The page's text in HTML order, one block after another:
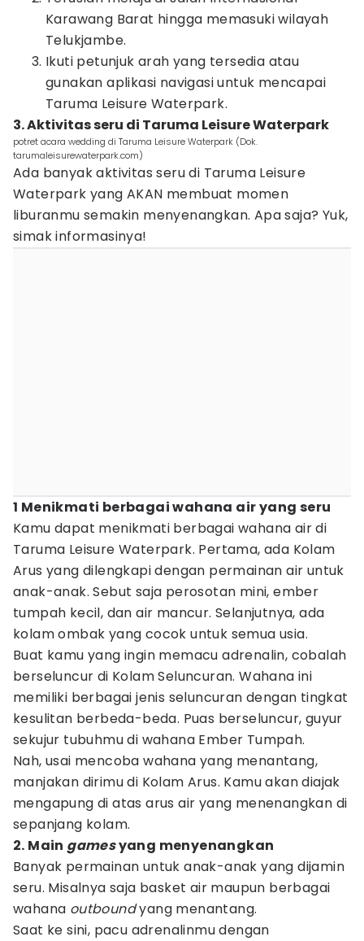
Karawang Barat hingga memasuki wilayah
Telukjambe.
Ikuti petunjuk arah yang tersedia atau
gunakan aplikasi navigasi untuk mencapai
Taruma Leisure Waterpark.
3. Aktivitas seru di Taruma Leisure Waterpark
potret acara wedding di Taruma Leisure Waterpark (Dok.
tarumaleisurewaterpark.com)
Ada banyak aktivitas seru di Taruma Leisure
Waterpark yang AKAN membuat momen
liburanmu semakin menyenangkan. Apa saja? Yuk,
simak informasinya!
1 Menikmati berbagai wahana air yang seru
Kamu dapat menikmati berbagai wahana air di
Taruma Leisure Waterpark. Pertama, ada Kolam
Arus yang dilengkapi dengan permainan air untuk
anak-anak. Sebut saja perosotan mini, ember
tumpah kecil, dan air mancur. Selanjutnya, ada
kolam ombak yang cocok untuk semua usia.
Buat kamu yang ingin memacu adrenalin, cobalah
berseluncur di Kolam Seluncuran. Wahana ini
memiliki berbagai jenis seluncuran dengan tingkat
kesulitan berbeda-beda. Puas berseluncur, guyur
sekujur tubuhmu di wahana Ember Tumpah.
Nah, usai mencoba wahana yang menantang,
manjakan dirimu di Kolam Arus. Kamu akan diajak
mengapung di atas arus air yang menenangkan di
sepanjang kolam.
2. Main gamesyang menyenangkan
Banyak permainan untuk anak-anak yang dijamin
seru. Misalnya saja basket air maupun berbagai
wahana outboundyang menantang.
Saat ke sini, pacu adrenalinmu dengan